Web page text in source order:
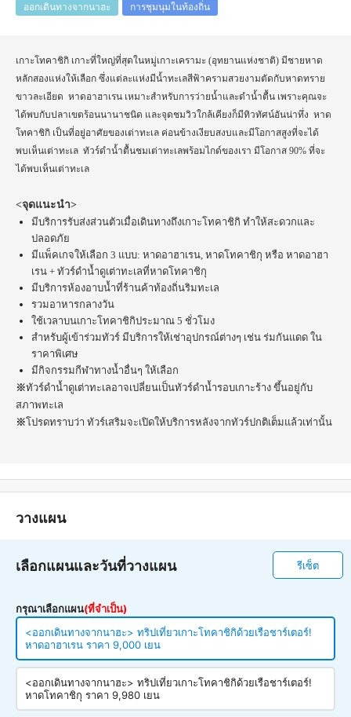
ออกเดินทางจากนาฮะ การชุมนุมในท้องถิ่น
เกาะโทคาชิกิ เกาะที่ใหญ่ที่สุดในหมู่เกาะเครามะ (อุทยานแห่งชาติ) มีชายหาด
หลักสองแห่งให้เลือก ซึ่งแต่ละแห่งมีน้ำทะเลสีฟ้าครามสวยงามตัดกับหาดทราย
ขาวละเอียด หาดอาฮาเรน เหมาะสำหรับการว่ายน้ำและดำน้ำตื้น เพราะคุณจะ
ได้พบกับปลาเขตร้อนนานาชนิด และจุดชมวิวใกล้เคียงก็มีทิวทัศน์อันน่าทึ่ง หาด
โทคาชิกิ เป็นที่อยู่อาศัยของเต่าทะเล ค่อนข้างเงียบสงบและมีโอกาสสูงที่จะได้
พบเห็นเต่าทะเล ทัวร์ดำน้ำตื้นชมเต่าทะเลพร้อมไกด์ของเรา มีโอกาส 90% ที่จะ
ได้พบเห็นเต่าทะเล
<จุดแนะนำ>
มีบริการรับส่งส่วนตัวเมื่อเดินทางถึงเกาะโทคาชิกิ ทำให้สะดวกและ
ปลอดภัย
มีแพ็คเกจให้เลือก 3 แบบ: หาดอาฮาเรน, หาดโทคาชิกุ หรือ หาดอาฮา
เรน + ทัวร์ดำน้ำดูเต่าทะเลที่หาดโทคาชิกุ
มีบริการห้องอาบน้ำที่ร้านค้าท้องถิ่นริมทะเล
รวมอาหารกลางวัน
ใช้เวลาบนเกาะโทคาชิกิประมาณ 5 ชั่วโมง
สำหรับผู้เข้าร่วมทัวร์ มีบริการให้เช่าอุปกรณ์ต่างๆ เช่น ร่มกันแดด ใน
ราคาพิเศษ
มีกิจกรรมกีฬาทางน้ำอื่นๆ ให้เลือก
※ทัวร์ดำน้ำดูเต่าทะเลอาจเปลี่ยนเป็นทัวร์ดำน้ำรอบเกาะร้าง ขึ้นอยู่กับ
สภาพทะเล
※โปรดทราบว่า ทัวร์เสริมจะเปิดให้บริการหลังจากทัวร์ปกติเต็มแล้วเท่านั้น
วางแผน
เลือกแผนและวันที่วางแผน รีเซ็ต
กรุณาเลือกแผน(ที่จำเป็น)
<ออกเดินทางจากนาฮะ> ทริปเที่ยวเกาะโทคาชิกิด้วยเรือชาร์เตอร์!
หาดอาฮาเรน ราคา 9,000 เยน
<ออกเดินทางจากนาฮะ> ทริปเที่ยวเกาะโทคาชิกิด้วยเรือชาร์เตอร์!
หาดโทคาชิกุ ราคา 9,980 เยน